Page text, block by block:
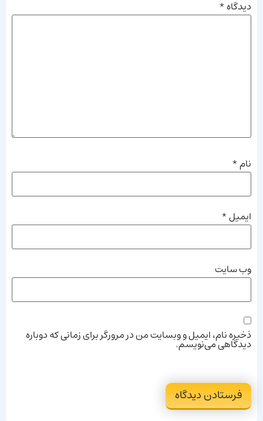
دیدگاه*
نام*
ایمیل*
وب‌ سایت
ذخیره نام، ایمیل و وبسایت من در مرورگر برای زمانی که دوباره
دیدگاهی می‌نویسم.